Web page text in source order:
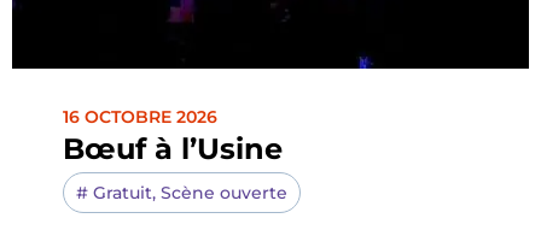
16 OCTOBRE 2026
Bœuf à l’Usine
# Gratuit, Scène ouverte